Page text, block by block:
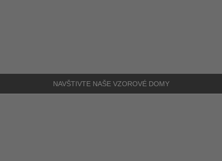
NAVŠTIVTE NAŠE VZOROVÉ DOMY